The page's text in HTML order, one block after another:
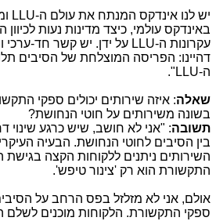
יש לנו אינדקס המנתח את עולם ה-LLU
באינדקס עולמי, כיצד מדינות נעות
עקרונות ה-LLU
דהיינו: הפריסה המוצלחת של הסיבים
ה-LLU
".
שאלה: איזה שירותים יכולים ספקי
בשונה משירותים על חוטי הנחושת?
תשובה: "אני לא חושב, שיש כרגע שינוי
בין הסיבים לחוטי הנחושת. הבעיה
השירותים ניתנים ללקוחות הקצה בגישת
התקשורת הוא רק 'צינור טיפש'.
אולם, אני לא מזלזל בפס הרחב על
ספקי התקשורת. הלקוחות מוכנים לשלם